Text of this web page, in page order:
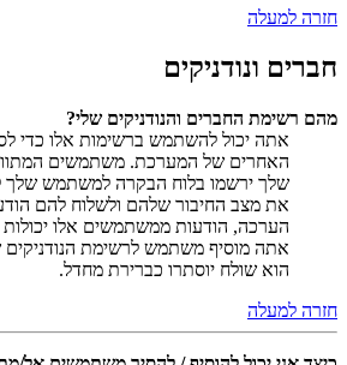
חזרה למעלה
חברים ונודניקים
מהם רשימת החברים והנודניקים שלי?
אתה יכול להשתמש ברשימות אלו כדי
האחרים של המערכת. משתמשים
שלך ירשמו בלוח הבקרה למשתמש שלך
את מצב החיבור שלהם ולשלוח להם
הערכה, הודעות ממשתמשים אלו יכולות
אתה מוסיף משתמש לרשימת
הוא שולח יוסתרו כברירת מחדל.
חזרה למעלה